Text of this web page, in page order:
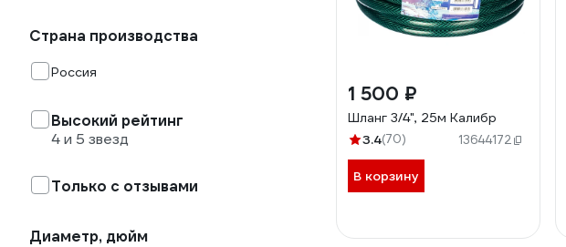
Страна производства
Россия
Высокий рейтинг
4 и 5 звезд
Только с отзывами
Диаметр, дюйм
1 500 ₽
Шланг 3/4", 25м Калибр
3.4(70) 13644172
В корзину